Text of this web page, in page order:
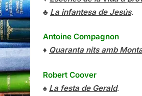
♣ La infantesa de Jesús.
Antoine Compagnon
♦ Quaranta nits amb
Robert Coover
♠ La festa de Gerald.